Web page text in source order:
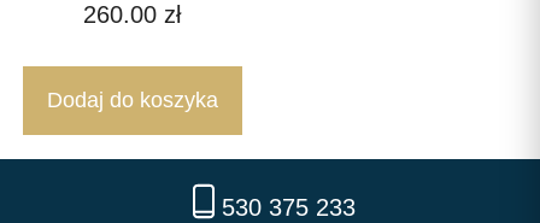
260.00 zł
Dodaj do koszyka
530 375 233